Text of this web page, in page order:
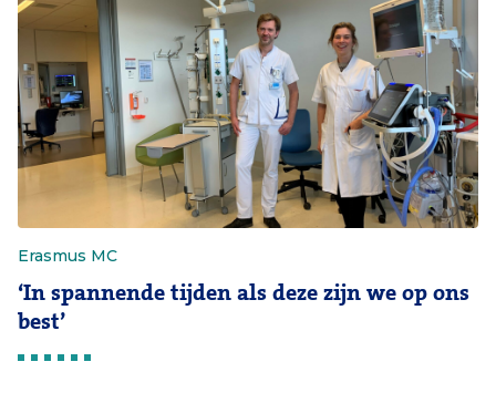
Erasmus MC
‘In spannende tijden als deze zijn we op ons
best’